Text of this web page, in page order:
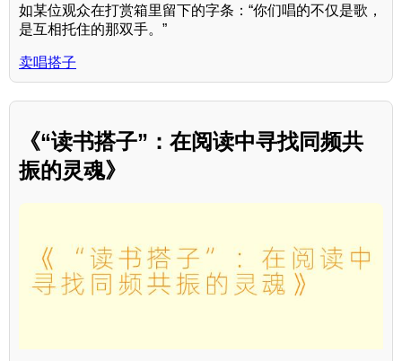
如某位观众在打赏箱里留下的字条：“你们唱的不仅是歌，
是互相托住的那双手。”
卖唱搭子
《“读书搭子”：在阅读中寻找同频共
振的灵魂》